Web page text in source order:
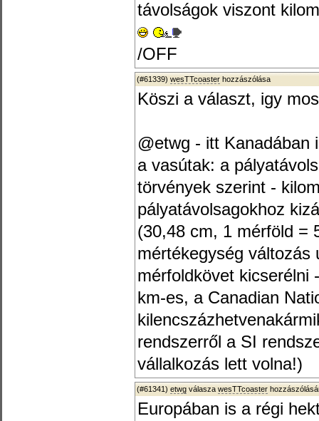
távolságok viszont
/OFF
(#61339) wesTTcoaster hozzászólása
Köszi a választ, igy
@etwg - itt Kanadában
a vasútak: a
törvények szerint -
pályatávolsagokhoz
(30,48 cm, 1 mérföld =
mértékegység változás
mérfoldkövet kicserélni
km-es, a Canadian
rendszerről a SI
vállalkozás lett volna!)
(#61341) etwg válasza wesTTcoaster
Europában is a régi